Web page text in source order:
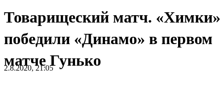
Товарищеский матч. «Химки»
победили «Динамо» в первом
матче Гунько
2.8.2020, 21:05